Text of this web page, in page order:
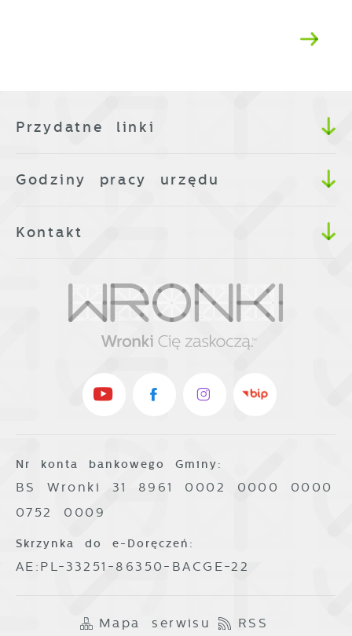
Przydatne linki
Godziny pracy urzędu
Kontakt
Nr konta bankowego Gminy:
BS Wronki 31 8961 0002 0000 0000
0752 0009
Skrzynka do e-Doręczeń:
AE:PL-33251-86350-BACGE-22
Mapa serwisu RSS